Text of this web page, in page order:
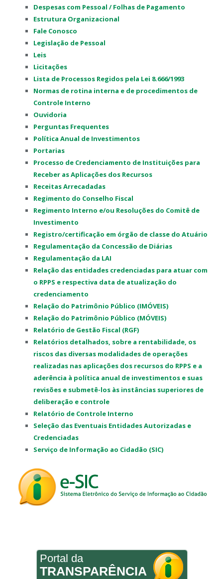
Despesas com Pessoal / Folhas de Pagamento
Estrutura Organizacional
Fale Conosco
Legislação de Pessoal
Leis
Licitações
Lista de Processos Regidos pela Lei 8.666/1993
Normas de rotina interna e de procedimentos de
Controle Interno
Ouvidoria
Perguntas Frequentes
Política Anual de Investimentos
Portarias
Processo de Credenciamento de Instituições para
Receber as Aplicações dos Recursos
Receitas Arrecadadas
Regimento do Conselho Fiscal
Regimento Interno e/ou Resoluções do Comitê de
Investimento
Registro/certificação em órgão de classe do Atuário
Regulamentação da Concessão de Diárias
Regulamentação da LAI
Relação das entidades credenciadas para atuar com
o RPPS e respectiva data de atualização do
credenciamento
Relação do Patrimônio Público (IMÓVEIS)
Relação do Patrimônio Público (MÓVEIS)
Relatório de Gestão Fiscal (RGF)
Relatórios detalhados, sobre a rentabilidade, os
riscos das diversas modalidades de operações
realizadas nas aplicações dos recursos do RPPS e a
aderência à política anual de investimentos e suas
revisões e submetê-los às instâncias superiores de
deliberação e controle
Relatório de Controle Interno
Seleção das Eventuais Entidades Autorizadas e
Credenciadas
Serviço de Informação ao Cidadão (SIC)
Portal da
TRANSPARÊNCIA